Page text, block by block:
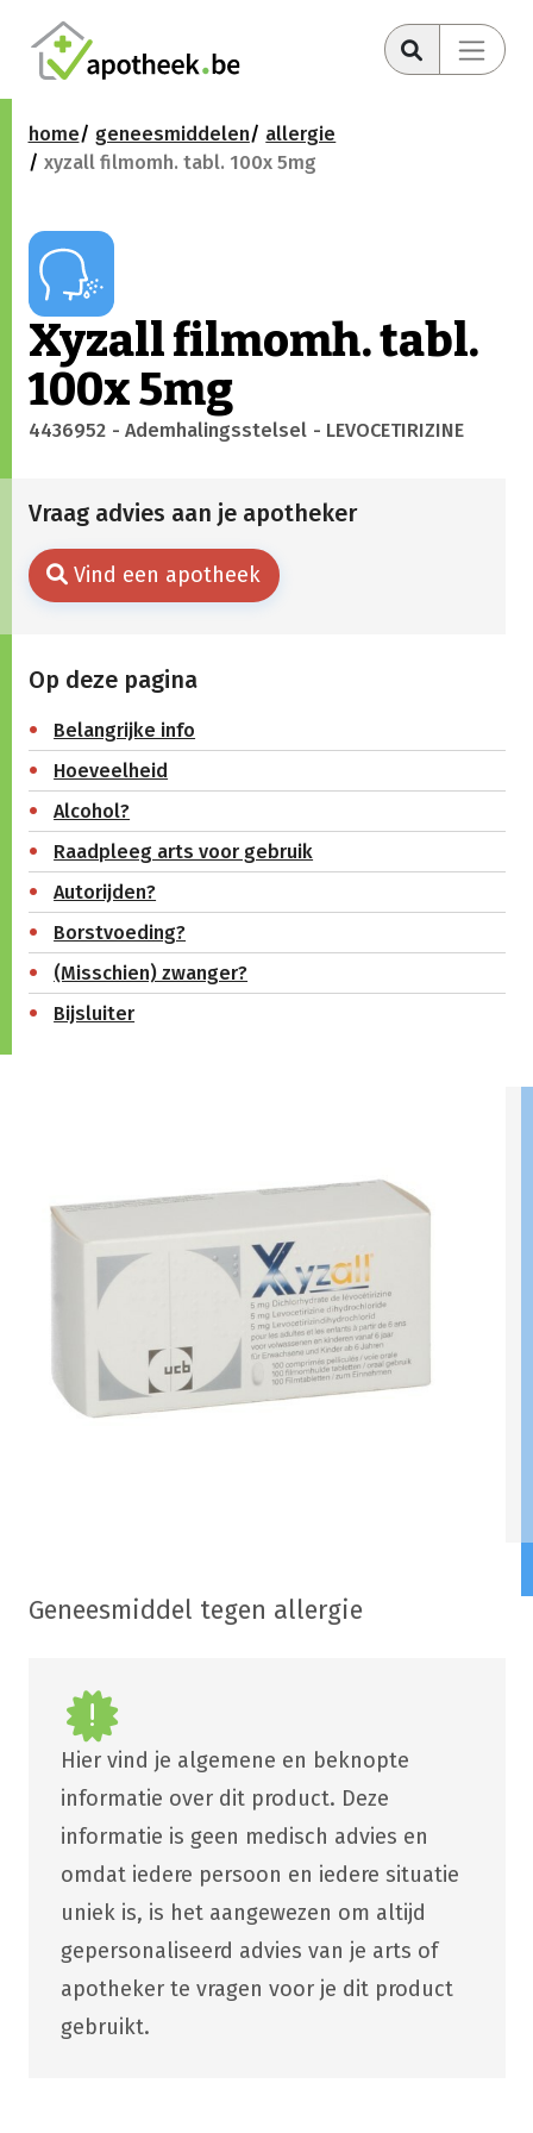
home geneesmiddelen
allergie
xyzall filmomh. tabl. 100x 5mg
Xyzall filmomh. tabl.
100x 5mg
4436952 - Ademhalingsstelsel - LEVOCETIRIZINE
Vraag advies aan je apotheker
Vind een apotheek
Op deze pagina
Belangrijke info
Hoeveelheid
Alcohol?
Raadpleeg arts voor gebruik
Autorijden?
Borstvoeding?
(Misschien) zwanger?
Bijsluiter
Geneesmiddel tegen allergie
Hier vind je algemene en beknopte
informatie over dit product. Deze
informatie is geen medisch advies en
omdat iedere persoon en iedere situatie
uniek is, is het aangewezen om altijd
gepersonaliseerd advies van je arts of
apotheker te vragen voor je dit product
gebruikt.